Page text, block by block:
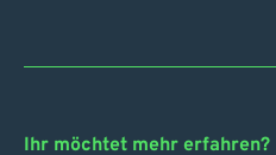
Ihr möchtet mehr erfahren?